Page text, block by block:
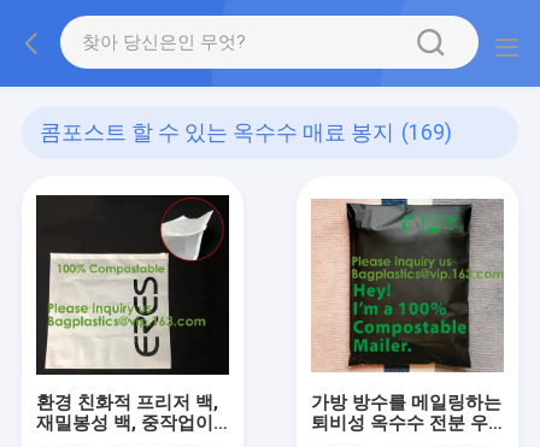
콤포스트 할 수 있는 옥수수 매료 봉지 (169)
환경 친화적 프리저 백,
재밀봉성 백, 중작업이,
가방 방수를 메일링하는
퇴비성 옥수수 전분 우